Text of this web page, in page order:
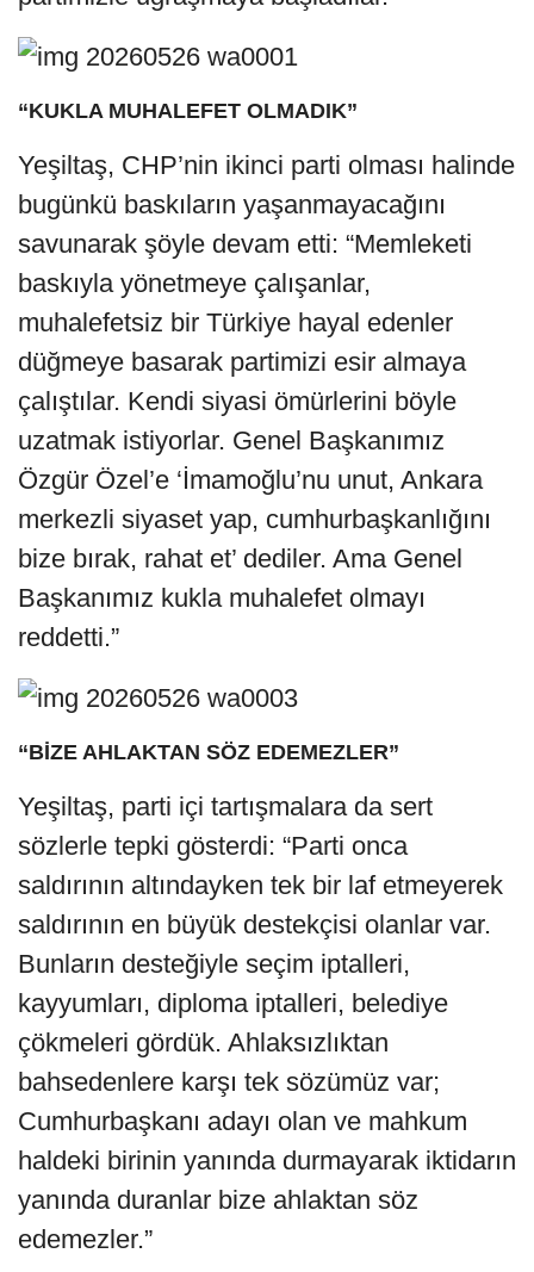
“KUKLA MUHALEFET OLMADIK”
Yeşiltaş, CHP’nin ikinci parti olması halinde
bugünkü baskıların yaşanmayacağını
savunarak şöyle devam etti: “Memleketi
baskıyla yönetmeye çalışanlar,
muhalefetsiz bir Türkiye hayal edenler
düğmeye basarak partimizi esir almaya
çalıştılar. Kendi siyasi ömürlerini böyle
uzatmak istiyorlar. Genel Başkanımız
Özgür Özel’e ‘İmamoğlu’nu unut, Ankara
merkezli siyaset yap, cumhurbaşkanlığını
bize bırak, rahat et’ dediler. Ama Genel
Başkanımız kukla muhalefet olmayı
reddetti.”
“BİZE AHLAKTAN SÖZ EDEMEZLER”
Yeşiltaş, parti içi tartışmalara da sert
sözlerle tepki gösterdi: “Parti onca
saldırının altındayken tek bir laf etmeyerek
saldırının en büyük destekçisi olanlar var.
Bunların desteğiyle seçim iptalleri,
kayyumları, diploma iptalleri, belediye
çökmeleri gördük. Ahlaksızlıktan
bahsedenlere karşı tek sözümüz var;
Cumhurbaşkanı adayı olan ve mahkum
haldeki birinin yanında durmayarak iktidarın
yanında duranlar bize ahlaktan söz
edemezler.”